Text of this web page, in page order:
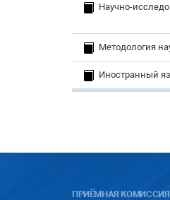
Научно-
Методология
Иностранный
ПРИЁМНАЯ КОМИССИЯ